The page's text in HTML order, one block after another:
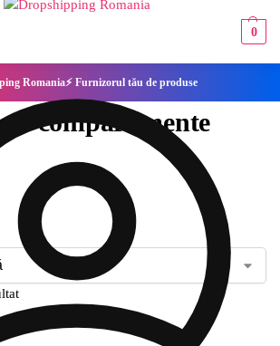
0
Romania⚡ Furnizorul tău de produse
3 compartimente